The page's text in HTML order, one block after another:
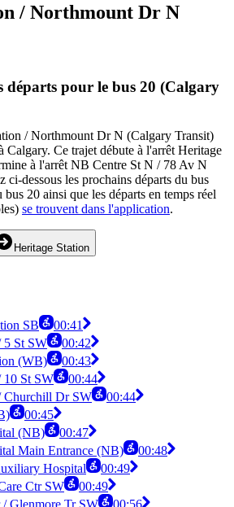
/ Northmount Dr N
départs pour le bus 20 (Calgary
/ Northmount Dr N (Calgary Transit)
Calgary. Ce trajet débute à l'arrêt Heritage
à l'arrêt NB Centre St N / 78 Av N
ci-dessous les prochains départs du bus
20 ainsi que les départs en temps réel
se trouvent dans l'application.
Heritage Station
SB
00:41
5 St SW
00:42
(WB)
00:43
St SW
00:44
Churchill Dr SW
00:44
00:45
(NB)
00:47
Main Entrance (NB)
00:48
Hospital
00:49
Ctr SW
00:49